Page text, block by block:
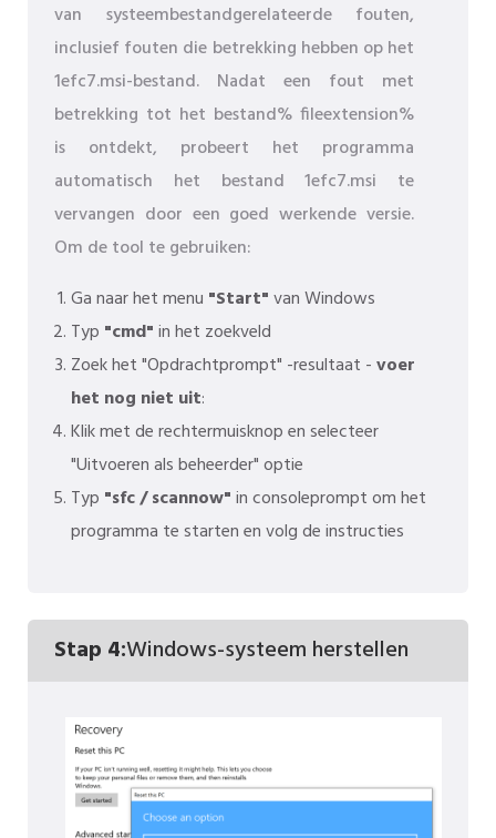
van systeembestandgerelateerde fouten,
inclusief fouten die betrekking hebben op het
1efc7.msi-bestand. Nadat een fout met
betrekking tot het bestand% fileextension%
is ontdekt, probeert het programma
automatisch het bestand 1efc7.msi te
vervangen door een goed werkende versie.
Om de tool te gebruiken:
Ga naar het menu "Start"van Windows
Typ "cmd"in het zoekveld
Zoek het "Opdrachtprompt" -resultaat -voer
het nog niet uit:
Klik met de rechtermuisknop en selecteer
"Uitvoeren als beheerder" optie
Typ "sfc / scannow"in consoleprompt om het
programma te starten en volg de instructies
Stap 4:Windows-systeem herstellen